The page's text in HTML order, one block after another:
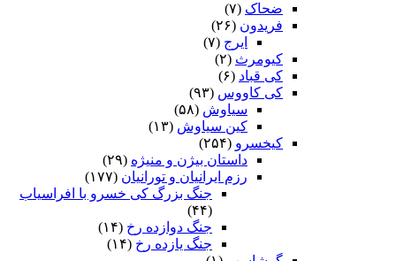
ضحاک (۷)
فریدون (۲۶)
ایرج (۷)
کیومرث (۲)
کی قباد (۶)
کی کاووس (۹۳)
سیاوش (۵۸)
کین سیاوش (۱۳)
کیخسرو (۲۵۴)
داستان بیژن و منیژه (۲۹)
رزم ایرانیان و تورانیان (۱۷۷)
جنگ بزرگ کی خسرو با افراسیاب
(۴۴)
جنگ دوازده رخ (۱۴)
جنگ یازده رخ (۱۴)